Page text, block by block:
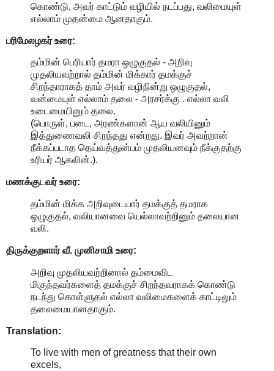
கொண்டு, அவர் காட்டும் வழியில் நடப்பது, வலிமையுள்
எல்லாம் முதன்மை ஆனதாகும்.
பரிமேலழகர் உரை:
தம்மின் பெரியார் தமரா ஒழுகுதல் - அறிவு
முதலியவற்றால் தம்மின் மிக்கார் தமக்குச்
சிறந்தாராகத் தாம் அவர் வழிநின்று ஒழுகுதல்,
வன்மையுள் எல்லாம் தலை - அரசர்க்கு . எல்லா வலி
உடைமையினும் தலை.
(பொருள், படை, அரண்களான் ஆய வலியினும்
இத்துணைவலி சிறந்தது என்றது. இவர் அவற்றான்
நீக்கப்படாத தெய்வத்துன்பம் முதலியனவும் நீக்குதற்கு
உரியர் ஆகலின்.).
மணக்குடவர் உரை:
தம்மின் மிக்க அறிவுடையார் தமக்குத் தமராக
ஒழுகுதல், வலியானவை யெல்லாவற்றினும் தலையான
வலி.
திருக்குறளார் வீ. முனிசாமி உரை:
அறிவு முதலியவற்றினால் தம்மைவிட
மிகுந்தவர்களைத் தமக்குச் சிறந்தவராகக் கொண்டு
நடந்து கொள்ளுதல் எல்லா வலிமைகளைக் காட்டிலும்
தலைமையானதாகும்.
Translation:
To live with men of greatness that their own
excels,